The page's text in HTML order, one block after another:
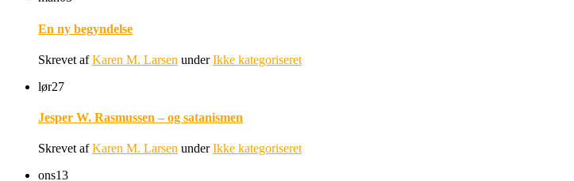
En ny begyndelse
Skrevet afKaren M. Larsen underIkke kategoriseret
lør27
Jesper W. Rasmussen – og satanismen
Skrevet afKaren M. Larsen underIkke kategoriseret
ons13